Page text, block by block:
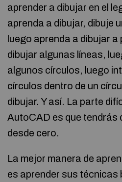
aprender a dibujar en el
aprenda a dibujar, dibuje
luego aprenda a dibujar a
dibujar algunas líneas,
algunos círculos, luego
círculos dentro de un
dibujar. Y así. La parte
AutoCAD es que tendrás
desde cero.
La mejor manera de
es aprender sus técnicas